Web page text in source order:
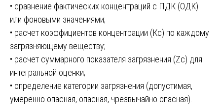
• сравнение фактических концентраций с ПДК (ОДК)
или фоновыми значениями;
• расчет коэффициентов концентрации (Кс) по каждому
загрязняющему веществу;
• расчет суммарного показателя загрязнения (Zc) для
интегральной оценки;
• определение категории загрязнения (допустимая,
умеренно опасная, опасная, чрезвычайно опасная).